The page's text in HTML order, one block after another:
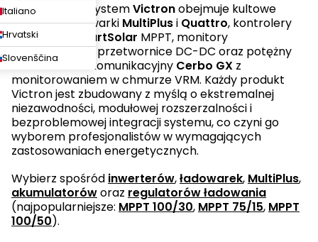
Italiano
Hrvatski
Slovenščina
Obszerny ekosystemVictronobejmuje kultowe
falowniki/ładowarki MultiPlusi Quattro, kontrolery
ładowania
SmartSolar MPPT, monitory
akumulatorów, przetwornice DC-DC oraz potężny
koncentrator komunikacyjny Cerbo GX z
monitorowaniem w chmurze VRM. Każdy produkt
Victron jest zbudowany z myślą o ekstremalnej
niezawodności, modułowej rozszerzalności i
bezproblemowej integracji systemu, co czyni go
wyborem profesjonalistów w wymagających
zastosowaniach energetycznych.
Wybierz spośród inwerterów,ładowarek, MultiPlus,
akumulatoróworaz regulatorów ładowania
(najpopularniejsze: MPPT 100/30, MPPT 75/15, MPPT
100/50).